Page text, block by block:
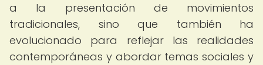
a la presentación de movimientos
tradicionales, sino que también ha
evolucionado para reflejar las realidades
contemporáneas y abordar temas sociales y